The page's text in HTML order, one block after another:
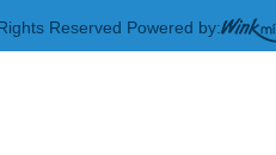
Reserved Powered by: